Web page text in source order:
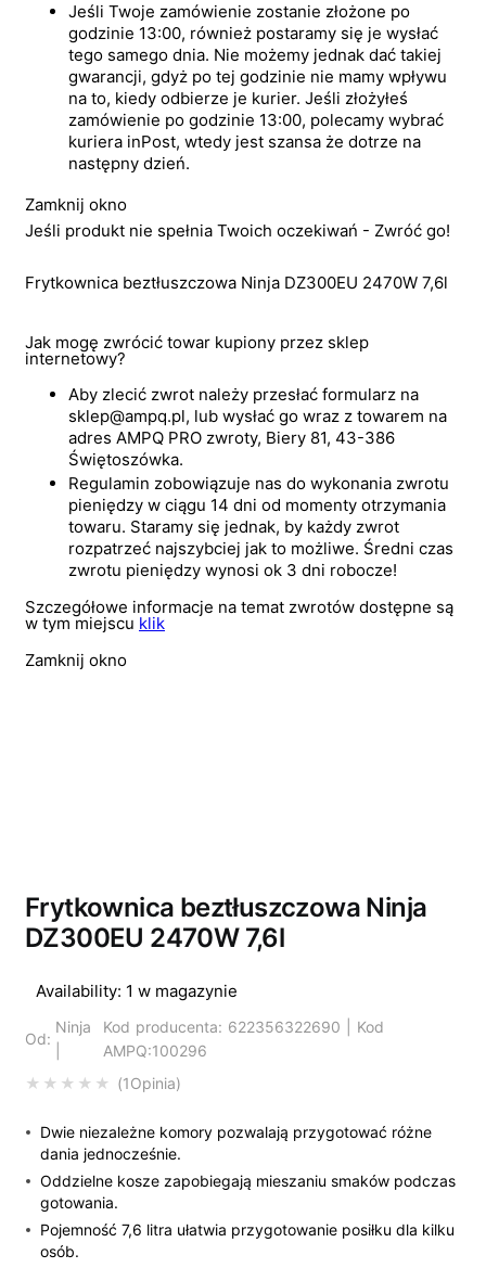
Jeśli Twoje zamówienie zostanie złożone po
godzinie 13:00, również postaramy się je wysłać
tego samego dnia. Nie możemy jednak dać takiej
gwarancji, gdyż po tej godzinie nie mamy wpływu
na to, kiedy odbierze je kurier. Jeśli złożyłeś
zamówienie po godzinie 13:00, polecamy wybrać
kuriera inPost, wtedy jest szansa że dotrze na
następny dzień.
Zamknij okno
Jeśli produkt nie spełnia Twoich oczekiwań - Zwróć go!
Frytkownica beztłuszczowa Ninja DZ300EU 2470W 7,6l
Jak mogę zwrócić towar kupiony przez sklep
internetowy?
Aby zlecić zwrot należy przesłać formularz na
sklep@ampq.pl, lub wysłać go wraz z towarem na
adres AMPQ PRO zwroty, Biery 81, 43-386
Świętoszówka.
Regulamin zobowiązuje nas do wykonania zwrotu
pieniędzy w ciągu 14 dni od momenty otrzymania
towaru. Staramy się jednak, by każdy zwrot
rozpatrzeć najszybciej jak to możliwe. Średni czas
zwrotu pieniędzy wynosi ok 3 dni robocze!
Szczegółowe informacje na temat zwrotów dostępne są
w tym miejscu klik
Zamknij okno
Frytkownica beztłuszczowa Ninja
DZ300EU 2470W 7,6l
1Opinia
Availability: 1 w magazynie
Od:
Ninja
Kod producenta: 622356322690 | Kod
AMPQ:100296
Dwie niezależne komory pozwalają przygotować różne
dania jednocześnie.
Oddzielne kosze zapobiegają mieszaniu smaków podczas
gotowania.
Pojemność 7,6 litra ułatwia przygotowanie posiłku dla kilku
osób.